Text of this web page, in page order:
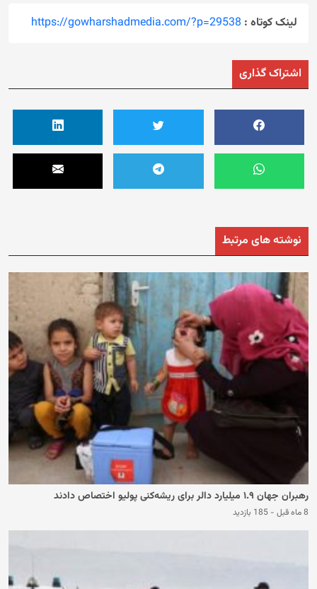
لینک کوتاه : https://gowharshadmedia.com/?p=29538
اشتراک گذاری
نوشته های مرتبط
رهبران جهان ۱.۹ میلیارد دالر برای ریشه‌کنی پولیو اختصاص دادند
8 ماه قبل - 185 بازدید